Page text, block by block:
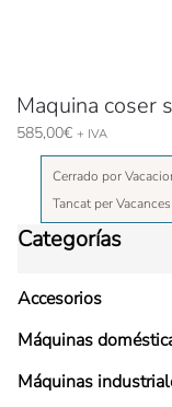
Maquina coser
585,00€ + IVA
Cerrado por
Tancat per
Categorías
Accesorios
Máquinas
Máquinas